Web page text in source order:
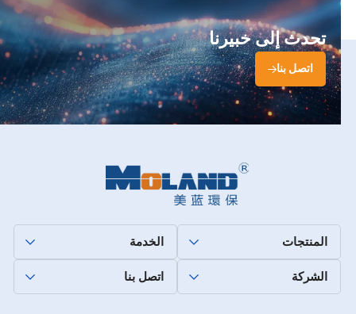
تحدث إلى خبيرنا
اتصل بنا
المنتجات الخدمة
الشركة اتصل بنا